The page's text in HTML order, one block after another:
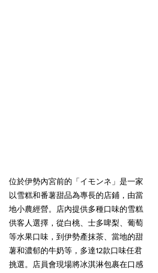
位於伊勢內宮前的「イモンネ」是一家
以雪糕和番薯甜品為專長的店鋪，由當
地小農經營。店內提供多種口味的雪糕
供客人選擇，從白桃、士多啤梨、葡萄
等水果口味，到伊勢產抹茶、當地的甜
薯和濃郁的牛奶等，多達12款口味任君
挑選。店員會現場將冰淇淋包裹在口感